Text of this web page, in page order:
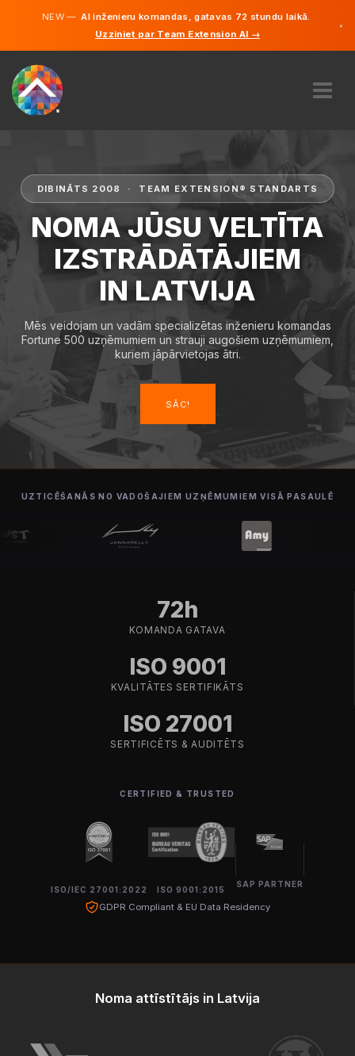
NEW —AI inženieru komandas, gatavas 72 stundu laikā.
Uzziniet par Team Extension AI →
×
KĀ TAS DARBOJAS?
KARJERA
NOLĪGT
LATVIJA
SĀC
Angļu
DIBINĀTS 2008 · TEAM EXTENSION® STANDARTS
NOMA JŪSU VELTĪTA
IZSTRĀDĀTĀJIEM
IN LATVIJA
Mēs veidojam un vadām specializētas inženieru komandas
Fortune 500 uzņēmumiem un strauji augošiem uzņēmumiem,
kuriem jāpārvietojas ātri.
SĀC!
UZTICĒŠANĀS NO VADOŠAJIEM UZŅĒMUMIEM VISĀ PASAULĒ
72h
KOMANDA GATAVA
ISO 9001
KVALITĀTES SERTIFIKĀTS
ISO 27001
SERTIFICĒTS & AUDITĒTS
CERTIFIED & TRUSTED
ISO/IEC 27001:2022 ISO 9001:2015
SAP PARTNER
GDPR Compliant & EU Data Residency
Noma attīstītājs in Latvija